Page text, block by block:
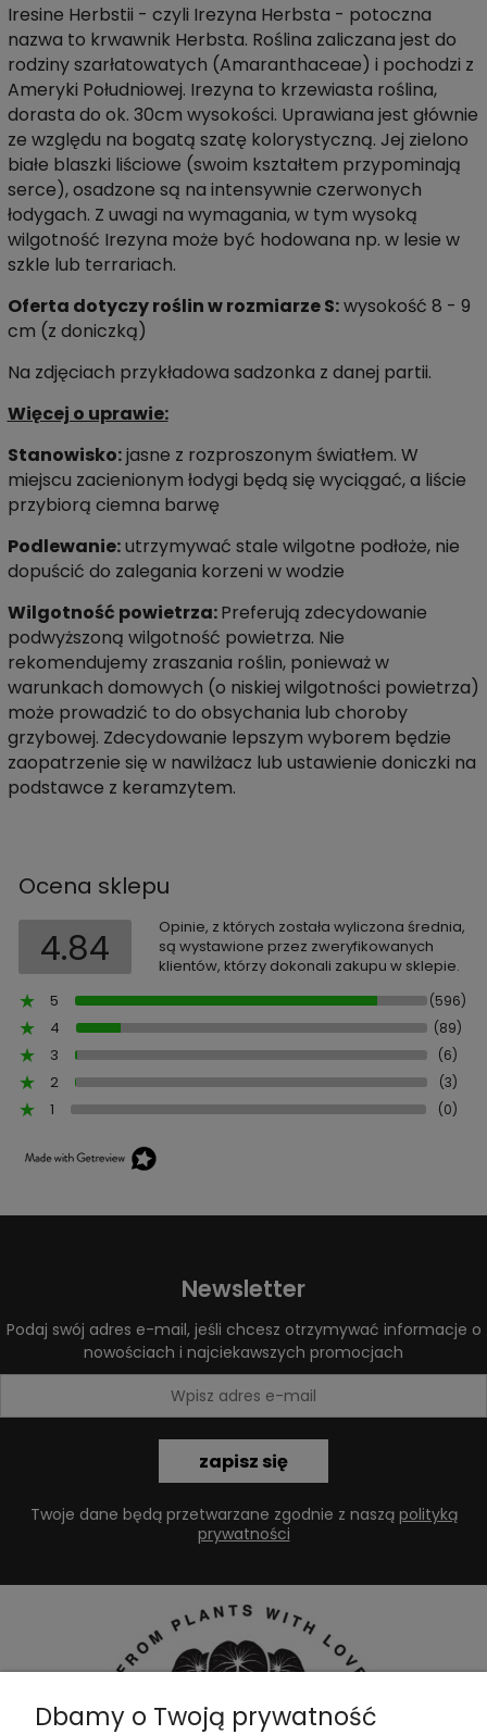
Iresine Herbstii - czyli Irezyna Herbsta - potoczna
nazwa to krwawnik Herbsta. Roślina zaliczana jest do
rodziny szarłatowatych (Amaranthaceae) i pochodzi z
Ameryki Południowej. Irezyna to krzewiasta roślina,
dorasta do ok. 30cm wysokości. Uprawiana jest głównie
ze względu na bogatą szatę kolorystyczną. Jej zielono
białe blaszki liściowe (swoim kształtem przypominają
serce), osadzone są na intensywnie czerwonych
łodygach. Z uwagi na wymagania, w tym wysoką
wilgotność Irezyna może być hodowana np. w lesie w
szkle lub terrariach.
Oferta dotyczy roślin w rozmiarze S:wysokość 8 - 9
cm (z doniczką)
Na zdjęciach przykładowa sadzonka z danej partii.
Więcej o uprawie:
Stanowisko:jasne z rozproszonym światłem. W
miejscu zacienionym łodygi będą się wyciągać, a liście
przybiorą ciemna barwę
Podlewanie:utrzymywać stale wilgotne podłoże, nie
dopuścić do zalegania korzeni w wodzie
Wilgotność powietrza:Preferują zdecydowanie
podwyższoną wilgotność powietrza. Nie
rekomendujemy zraszania roślin, ponieważ w
warunkach domowych (o niskiej wilgotności powietrza)
może prowadzić to do obsychania lub choroby
grzybowej. Zdecydowanie lepszym wyborem będzie
zaopatrzenie się w nawilżacz lub ustawienie doniczki na
podstawce z keramzytem.
Ocena sklepu
4.84
Opinie, z których została wyliczona średnia,
są wystawione przez zweryfikowanych
klientów, którzy dokonali zakupu w sklepie.
5
(596)
4 (89)
3 (6)
2 (3)
1 (0)
Newsletter
Podaj swój adres e-mail, jeśli chcesz otrzymywać informacje o
nowościach i najciekawszych promocjach
zapisz się
Twoje dane będą przetwarzane zgodnie z naszą polityką
prywatności
Dbamy o Twoją prywatność